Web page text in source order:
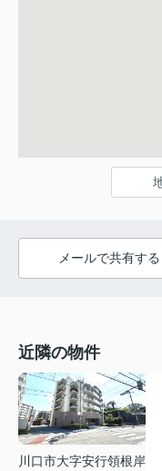
メールで共有する
近隣の物件
川口市大字安行領根岸